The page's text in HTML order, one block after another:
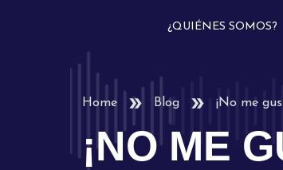
¿QUIÉNES SOMOS?
Home Blog ¡No me
¡NO ME